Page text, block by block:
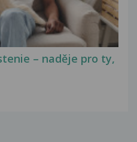
– naděje pro ty,